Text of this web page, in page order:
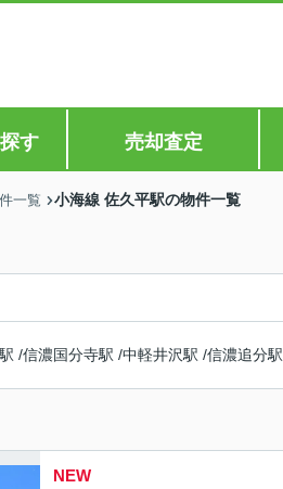
す 売却査定
一覧 小海線 佐久平駅の物件一覧
/信濃国分寺駅 /中軽井沢駅 /信濃追分駅
NEW